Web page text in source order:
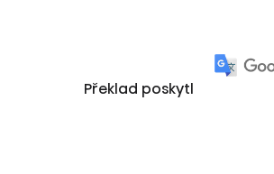
Překlad poskytl